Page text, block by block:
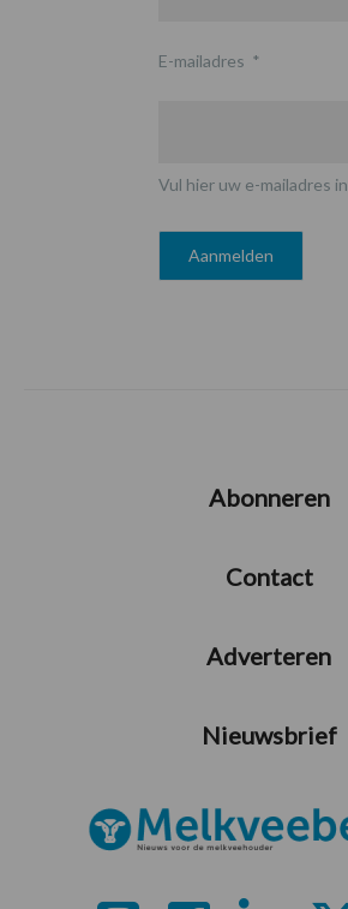
E-mailadres *
Vul hier uw e-mailadres in
Abonneren
Contact
Adverteren
Nieuwsbrief